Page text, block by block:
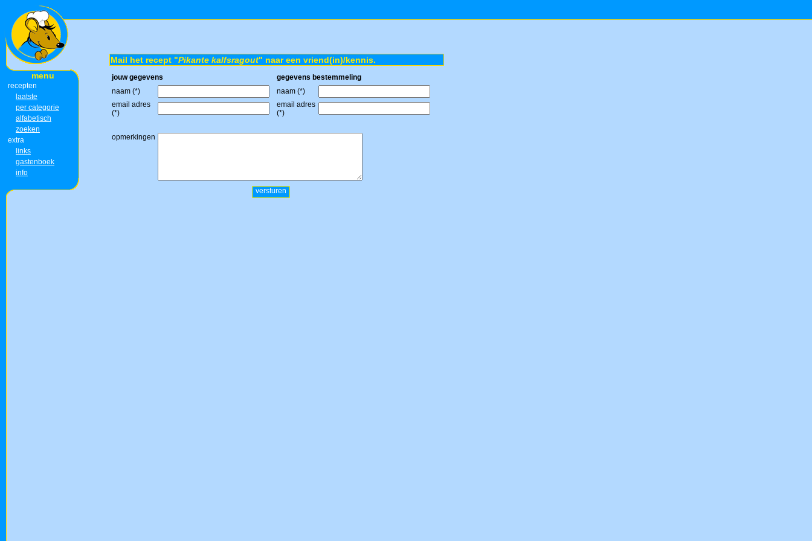
menu
recepten
laatste
per categorie
alfabetisch
zoeken
extra
links
gastenboek
info
Mail het recept "Pikante kalfsragout" naar een vriend(in)/kennis.
jouw gegevens
gegevens bestemmeling
naam (*)
naam (*)
email adres
(*)
email adres
(*)
opmerkingen